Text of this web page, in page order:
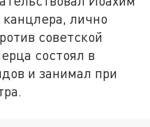
лично
советской
состоял в
и занимал при